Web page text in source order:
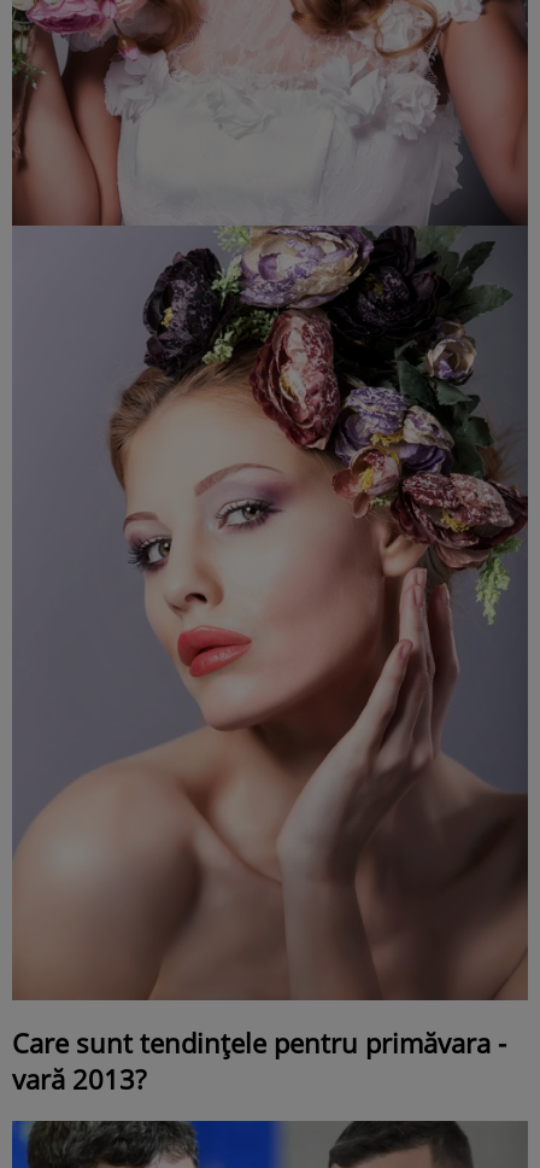
Care sunt tendinţele pentru primăvara -
vară 2013?